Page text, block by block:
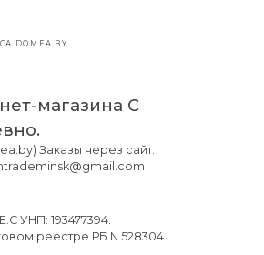
ДЛЯ ДОМА И ОФИСА DOMEA.BY
магазина С
Заказы через сайт:
УНП: 193477394.
реестре РБ N 528304.